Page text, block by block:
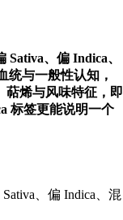
、偏 Indica、
统与一般性认知，
萜烯与风味特征，即
标签更能说明一个
、偏 Indica、混